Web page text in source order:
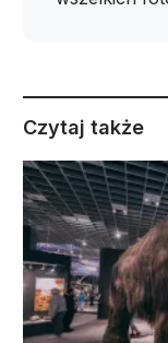
Czytaj także